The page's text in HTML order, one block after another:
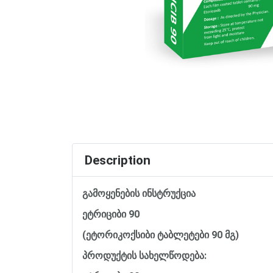
Description
გამოყენების ინსტრუქცია
ეტრიციბი 90
(ეტორიკოქსიბი ტაბლეტები 90 მგ)
პროდუქტის სახელწოდება: